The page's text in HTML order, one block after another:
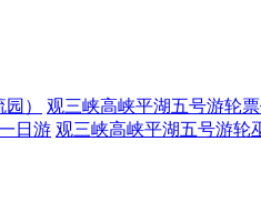
） 观三峡高峡平湖五号游轮
日游 观三峡高峡平湖五号游轮